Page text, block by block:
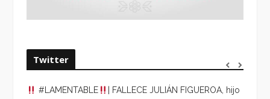
Twitter
#LAMENTABLE
| FALLECE JULIÁN FIGUEROA, hijo